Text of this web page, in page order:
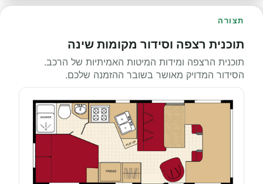
תצורה
תוכנית רצפה וסידור מקומות שינה
תוכנית הרצפה ומידות המיטות האמיתיות של הרכב.
הסידור המדויק מאושר בשובר ההזמנה שלכם.